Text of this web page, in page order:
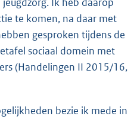
Ik heb daarop
te komen, na daar met
gesproken tijdens de
sociaal domein met
(Handelingen II 2015/16,
bezie ik mede in